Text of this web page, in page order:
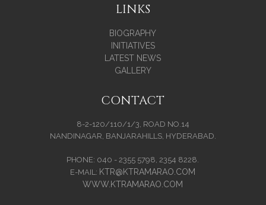
LINKS
BIOGRAPHY
INITIATIVES
LATEST NEWS
GALLERY
CONTACT
8-2-120/110/1/3, ROAD NO.14
NANDINAGAR, BANJARAHILLS, HYDERABAD.
PHONE: 040 - 2355 5798, 2354 8228.
E-MAIL: KTR@KTRAMARAO.COM
WWW.KTRAMARAO.COM